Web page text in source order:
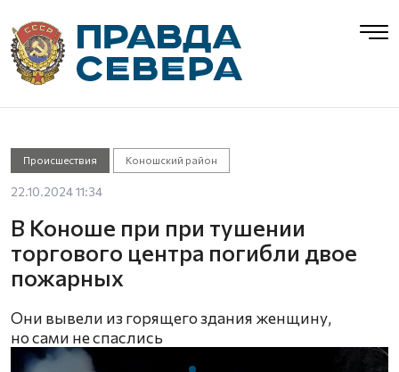
Происшествия Коношский район
22.10.2024 11:34
В Коноше при при тушении
торгового центра погибли двое
пожарных
Они вывели из горящего здания женщину,
но сами не спаслись